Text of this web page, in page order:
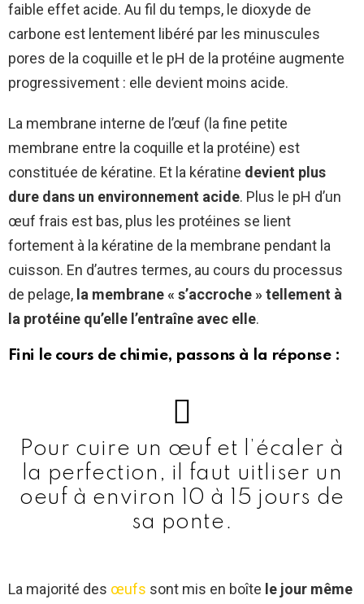
faible effet acide. Au fil du temps, le dioxyde de
carbone est lentement libéré par les minuscules
pores de la coquille et le pH de la protéine augmente
progressivement : elle devient moins acide.
La membrane interne de l’œuf (la fine petite
membrane entre la coquille et la protéine) est
constituée de kératine. Et la kératine devient plus
dure dans un environnement acide. Plus le pH d’un
œuf frais est bas, plus les protéines se lient
fortement à la kératine de la membrane pendant la
cuisson. En d’autres termes, au cours du processus
de pelage, la membrane « s’accroche » tellement à
la protéine qu’elle l’entraîne avec elle.
Fini le cours de chimie, passons à la réponse :
Pour cuire un œuf et l’écaler à
la perfection, il faut uitliser un
oeuf à environ 10 à 15 jours de
sa ponte.
La majorité des œufs sont mis en boîte le jour même